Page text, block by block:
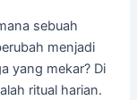
sebuah
menjadi
yang mekar? Di
ritual harian.